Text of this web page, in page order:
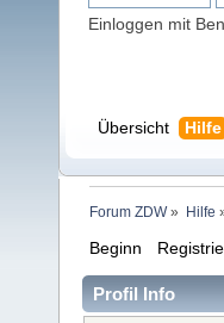
Einloggen mit
Übersicht Hilfe
Forum ZDW» Hilfe
Beginn
Profil Info